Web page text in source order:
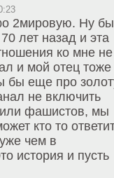
2мировую. Ну
лет назад и эта
ко мне не
и мой отец тоже
бы еще про
не включить
фашистов, мы
кто то
чем в
история и пусть